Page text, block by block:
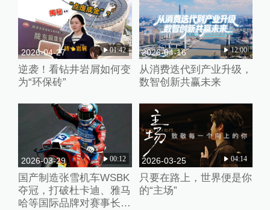
2026-04-27 01:42
逆袭！看钻井岩屑如何变
为“环保砖”
2026-04-16 12:00
从消费迭代到产业升级，
数智创新共赢未来
2026-03-29 00:12
国产制造张雪机车WSBK
夺冠，打破杜卡迪、雅马
哈等国际品牌对赛事长期
2026-03-25 04:14
只要在路上，世界便是你
的“主场”